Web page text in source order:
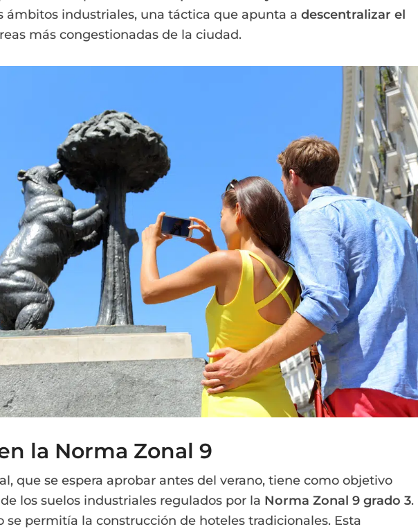
ámbitos industriales, una táctica que apunta a descentralizar el
más congestionadas de la ciudad.
la Norma Zonal 9
que se espera aprobar antes del verano, tiene como objetivo
los suelos industriales regulados por la Norma Zonal 9 grado 3.
se permitía la construcción de hoteles tradicionales. Esta